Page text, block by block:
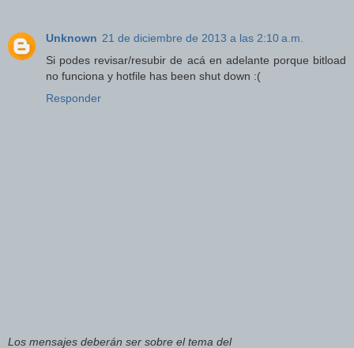
Unknown 21 de diciembre de 2013 a las 2:10 a.m.
Si podes revisar/resubir de acá en adelante porque bitload
no funciona y hotfile has been shut down :(
Responder
Los mensajes deberán ser sobre el tema del